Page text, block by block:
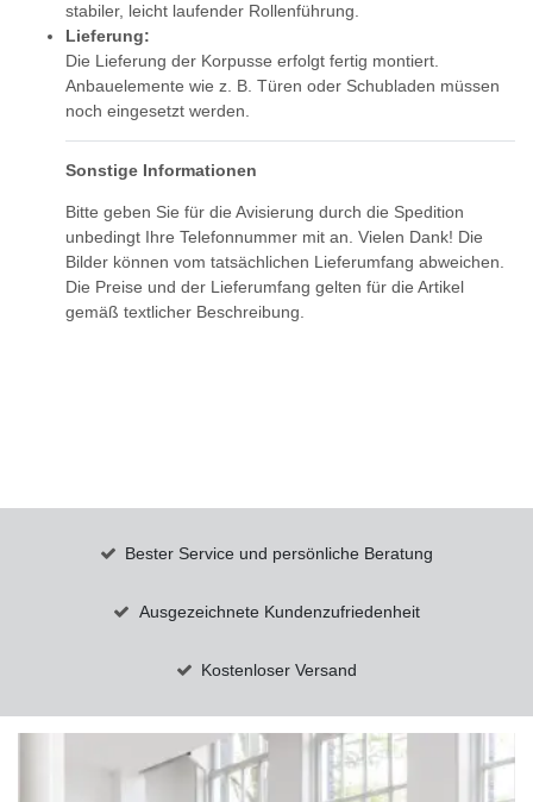
stabiler, leicht laufender Rollenführung.
Lieferung:
Die Lieferung der Korpusse erfolgt fertig montiert.
Anbauelemente wie z. B. Türen oder Schubladen müssen
noch eingesetzt werden.
Sonstige Informationen
Bitte geben Sie für die Avisierung durch die Spedition
unbedingt Ihre Telefonnummer mit an. Vielen Dank! Die
Bilder können vom tatsächlichen Lieferumfang abweichen.
Die Preise und der Lieferumfang gelten für die Artikel
gemäß textlicher Beschreibung.
Bester Service und persönliche Beratung
Ausgezeichnete Kundenzufriedenheit
Kostenloser Versand